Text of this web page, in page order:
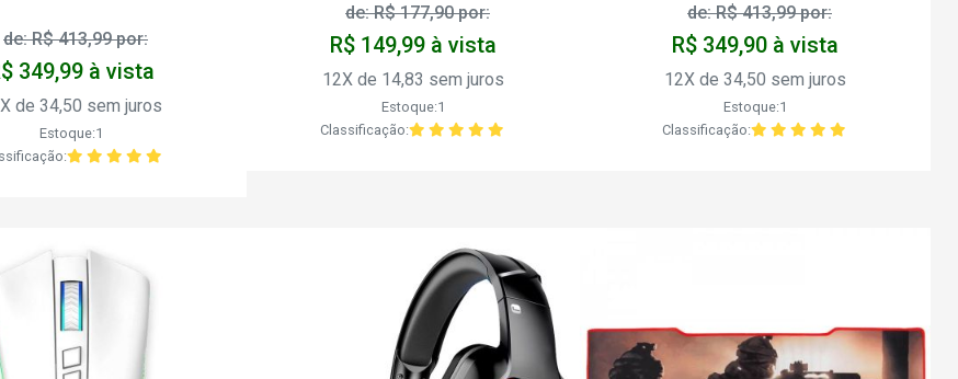
de: R$ 413,99 por:
349,99 à vista
de 34,50 sem juros
Estoque:1
de: R$ 177,90 por:
R$ 149,99 à vista
12X de 14,83 sem juros
Estoque:1
Classificação:
de: R$ 413,99 por:
R$ 349,90 à vista
12X de 34,50 sem juros
Estoque:1
Classificação: